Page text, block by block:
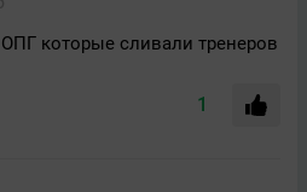
которые сливали тренеров
1